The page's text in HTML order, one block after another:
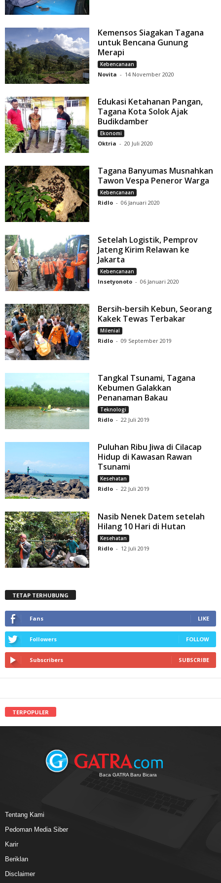
Kemensos Siagakan Tagana
untuk Bencana Gunung
Merapi
Kebencanaan
Novita - 14 November 2020
Edukasi Ketahanan Pangan,
Tagana Kota Solok Ajak
Budikdamber
Ekonomi
Oktria - 20 Juli 2020
Tagana Banyumas Musnahkan
Tawon Vespa Peneror Warga
Kebencanaan
Ridlo - 06 Januari 2020
Setelah Logistik, Pemprov
Jateng Kirim Relawan ke
Jakarta
Kebencanaan
Insetyonoto - 06 Januari 2020
Bersih-bersih Kebun, Seorang
Kakek Tewas Terbakar
Milenial
Ridlo - 09 September 2019
Tangkal Tsunami, Tagana
Kebumen Galakkan
Penanaman Bakau
Teknologi
Ridlo - 22 Juli 2019
Puluhan Ribu Jiwa di Cilacap
Hidup di Kawasan Rawan
Tsunami
Kesehatan
Ridlo - 22 Juli 2019
Nasib Nenek Datem setelah
Hilang 10 Hari di Hutan
Kesehatan
Ridlo - 12 Juli 2019
TETAP TERHUBUNG
Fans LIKE
Followers FOLLOW
Subscribers SUBSCRIBE
TERPOPULER
Baca GATRA Baru Bicara
Tentang Kami
Pedoman Media Siber
Karir
Beriklan
Disclaimer